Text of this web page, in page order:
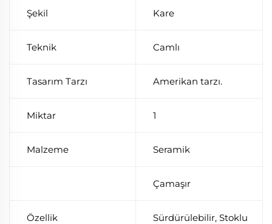
Şekil Kare
Teknik Camlı
Tasarım Tarzı Amerikan tarzı.
Miktar 1
Malzeme Seramik
Çamaşır
Özellik Sürdürülebilir, Stoklu